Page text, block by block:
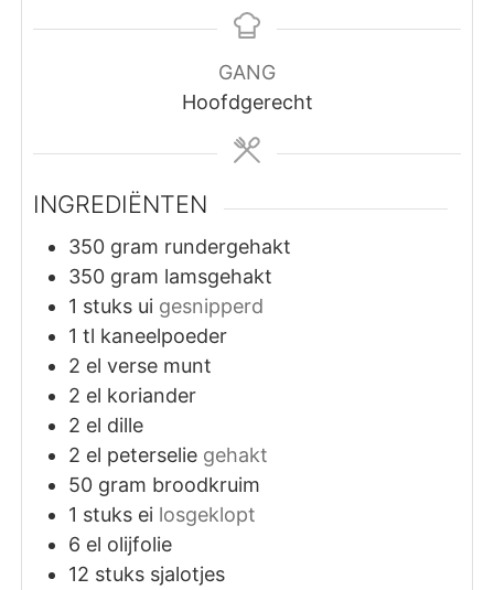
GANG
Hoofdgerecht
INGREDIËNTEN
350 gram rundergehakt
350 gram lamsgehakt
1 stuks ui gesnipperd
1 tl kaneelpoeder
2 el verse munt
2 el koriander
2 el dille
2 el peterselie gehakt
50 gram broodkruim
1 stuks ei losgeklopt
6 el olijfolie
12 stuks sjalotjes